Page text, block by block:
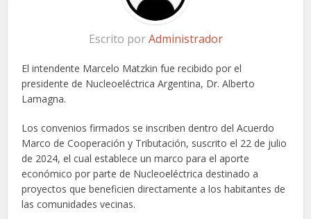
Escrito porAdministrador
El intendente Marcelo Matzkin fue recibido por el
presidente de Nucleoeléctrica Argentina, Dr. Alberto
Lamagna.
Los convenios firmados se inscriben dentro del Acuerdo
Marco de Cooperación y Tributación, suscrito el 22 de julio
de 2024, el cual establece un marco para el aporte
económico por parte de Nucleoeléctrica destinado a
proyectos que beneficien directamente a los habitantes de
las comunidades vecinas.